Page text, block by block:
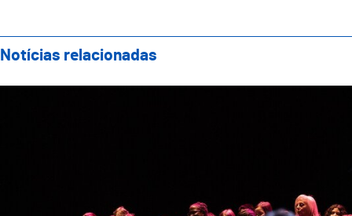
Notícias relacionadas